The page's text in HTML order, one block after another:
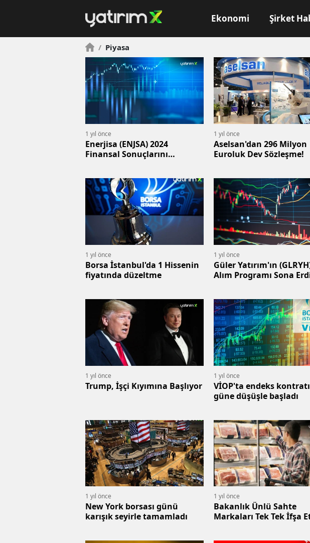
Ekonomi Şirket
/ Piyasa
1 yıl önce
Enerjisa (ENJSA) 2024
Finansal Sonuçlarını
1 yıl önce
Aselsan'dan 296 Milyon
Euroluk Dev Sözleşme!
1 yıl önce
Borsa İstanbul'da 1 Hissenin
fiyatında düzeltme
1 yıl önce
Güler Yatırım'ın (GLRYH)
Alım Programı Sona
1 yıl önce
Trump, İşçi Kıyımına Başlıyor
1 yıl önce
VİOP'ta endeks kontratı
güne düşüşle başladı
1 yıl önce
New York borsası günü
karışık seyirle tamamladı
1 yıl önce
Bakanlık Ünlü Sahte
Markaları Tek Tek İfşa